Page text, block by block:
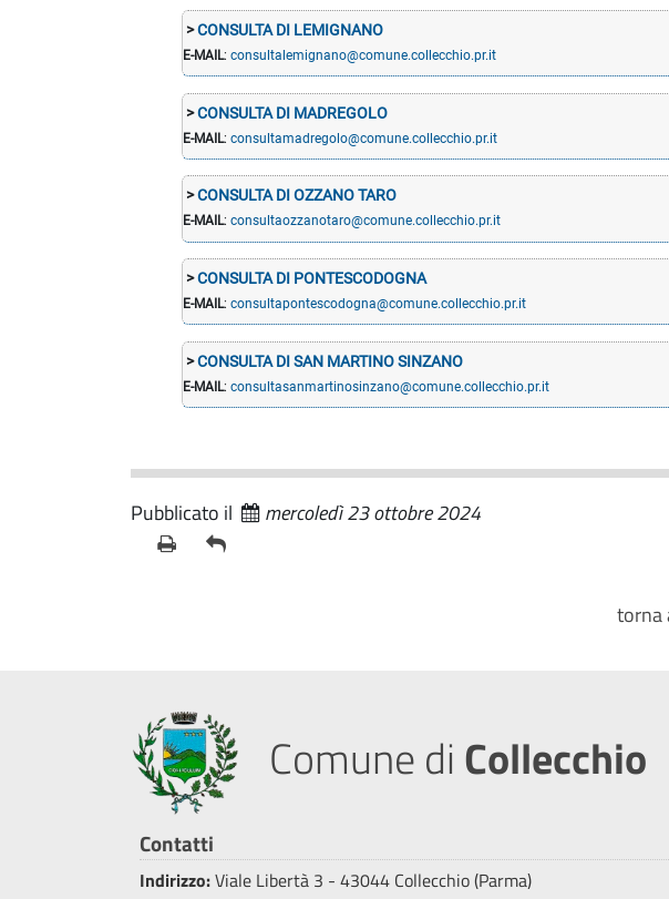
>CONSULTA DI LEMIGNANO
E-MAIL: consultalemignano@comune.collecchio.pr.it
>CONSULTA DI MADREGOLO
E-MAIL:consultamadregolo@comune.collecchio.pr.it
>CONSULTA DI OZZANO TARO
E-MAIL:consultaozzanotaro@comune.collecchio.pr.it
>CONSULTA DI PONTESCODOGNA
E-MAIL:consultapontescodogna@comune.collecchio.pr.it
>CONSULTA DI SAN MARTINO SINZANO
E-MAIL:consultasanmartinosinzano@comune.collecchio.pr.it
Pubblicato il mercoledì 23 ottobre 2024
torna
Comune di Collecchio
Contatti
Indirizzo:Viale Libertà 3 - 43044 Collecchio (Parma)